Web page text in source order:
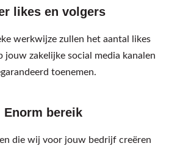
likes en volgers
werkwijze zullen het aantal likes
jouw zakelijke social media kanalen
toenemen.
Enorm bereik
die wij voor jouw bedrijf creëren